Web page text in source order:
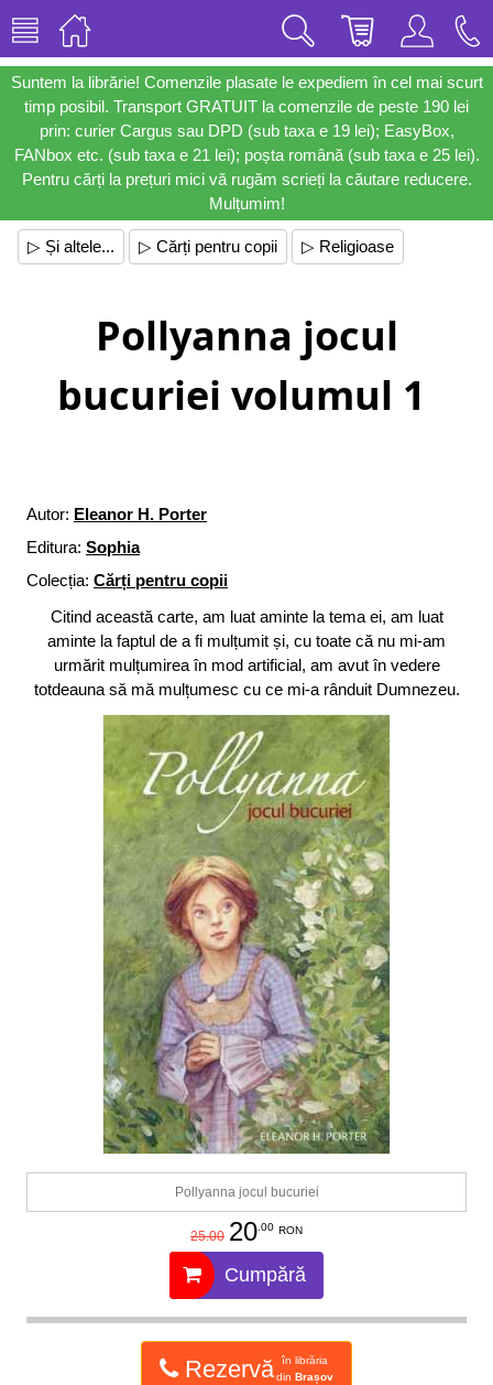
Suntem la librărie! Comenzile plasate le expediem în cel mai scurt
timp posibil. Transport GRATUIT la comenzile de peste 190 lei
prin: curier Cargus sau DPD (sub taxa e 19 lei); EasyBox,
FANbox etc. (sub taxa e 21 lei); poșta română (sub taxa e 25 lei).
Pentru cărți la prețuri mici vă rugăm scrieți la căutare reducere.
Mulțumim!
▷ Și altele... ▷ Cărți pentru copii ▷ Religioase
Pollyanna jocul
bucuriei volumul 1
Autor: Eleanor H. Porter
Editura: Sophia
Colecția: Cărți pentru copii
Citind această carte, am luat aminte la tema ei, am luat
aminte la faptul de a fi mulțumit și, cu toate că nu mi-am
urmărit mulțumirea în mod artificial, am avut în vedere
totdeauna să mă mulțumesc cu ce mi-a rânduit Dumnezeu.
Pollyanna jocul bucuriei
25.00 20.00 RON
Cumpără
Rezervă
în librăria
din Brașov